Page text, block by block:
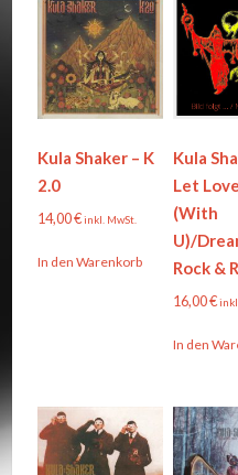
Kula Shaker – K
2.0
14,00€inkl. MwSt.
In den Warenkorb
Kula
Let
(With
U)/
Rock &
16,00€
In den